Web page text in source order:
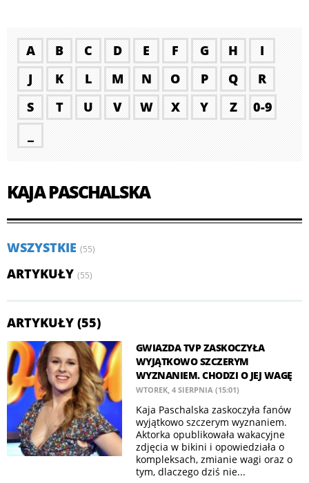
A B C D E F G H
I
J
K L M N O P Q
R
S
T U V W X Y Z
0-9
KAJA PASCHALSKA
WSZYSTKIE (55)
ARTYKUŁY (55)
ARTYKUŁY (55)
GWIAZDA TVP ZASKOCZYŁA
WYJĄTKOWO SZCZERYM
WYZNANIEM. CHODZI O JEJ WAGĘ
WTOREK, 4 SIERPNIA (15:01)
Kaja Paschalska zaskoczyła fanów
wyjątkowo szczerym wyznaniem.
Aktorka opublikowała wakacyjne
zdjęcia w bikini i opowiedziała o
kompleksach, zmianie wagi oraz o
tym, dlaczego dziś nie...